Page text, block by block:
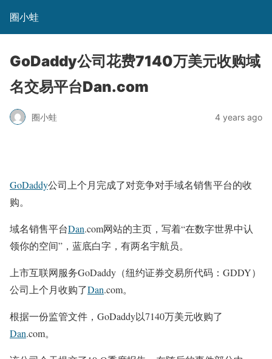
圈小蛙
GoDaddy公司花费7140万美元收购域
名交易平台Dan.com
圈小蛙 4 years ago
GoDaddy公司上个月完成了对竞争对手域名销售平台的收
购。
域名销售平台Dan.com网站的主页，写着“在数字世界中认
领你的空间”，蓝底白字，有两名宇航员。
上市互联网服务GoDaddy（纽约证券交易所代码：GDDY）
公司上个月收购了Dan.com。
根据一份监管文件，GoDaddy以7140万美元收购了
Dan.com。